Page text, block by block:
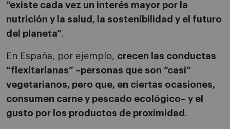
“existe cada vez un interés mayor por la
nutrición y la salud, la sostenibilidad y el futuro
del planeta”.
En España, por ejemplo, crecen las conductas
“flexitarianas” –personas que son “casi”
vegetarianos, pero que, en ciertas ocasiones,
consumen carne y pescado ecológico– y el
gusto por los productos de proximidad .